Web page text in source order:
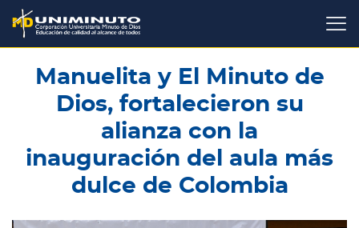
Pasar
contenido
principal
Manuelita y El Minuto de
Dios, fortalecieron su
alianza con la
inauguración del aula más
dulce de Colombia